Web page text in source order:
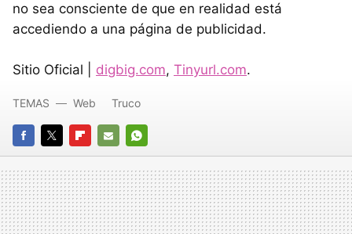
no sea consciente de que en realidad está
accediendo a una página de publicidad.
Sitio Oficial | digbig.com, Tinyurl.com.
FACEBOOK
TWITTERFLIPBOARD
E-
MAIL
WHATSAPP
TEMAS Web Truco